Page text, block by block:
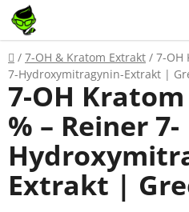
Zum
Inhalt
springen
Startseite
/ 7-OH & Kratom Extrakt / 7-OH
7-Hydroxymitragynin-Extrakt |
7-OH
% – Reiner 7-
Extrakt |